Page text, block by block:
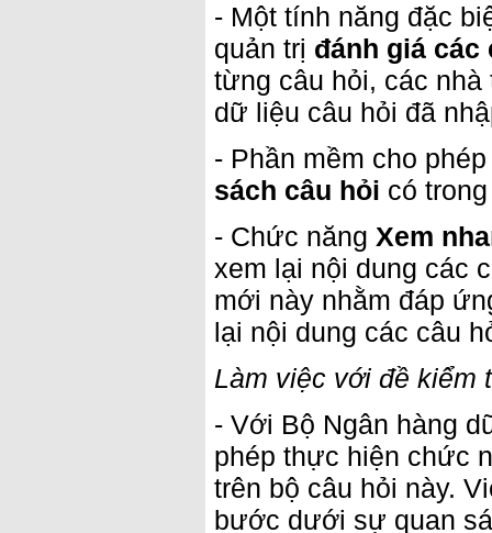
- Một tính năng đặc
quản trị đánh giá các
từng câu hỏi, các
dữ liệu câu hỏi đã
- Phần mềm cho
sách câu hỏi có
- Chức năng Xem
xem lại nội dung các
mới này nhằm đáp
lại nội dung các câu
Làm việc với đề kiểm
- Với Bộ Ngân hàng
phép thực hiện chức
trên bộ câu hỏi này.
bước dưới sự quan